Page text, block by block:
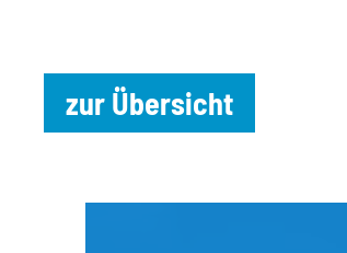
zur Übersicht